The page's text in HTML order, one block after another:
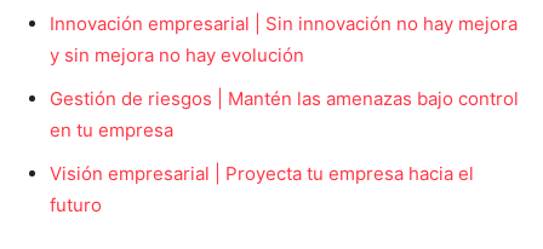
Innovación empresarial | Sin innovación no hay mejora
y sin mejora no hay evolución
Gestión de riesgos | Mantén las amenazas bajo control
en tu empresa
Visión empresarial | Proyecta tu empresa hacia el
futuro